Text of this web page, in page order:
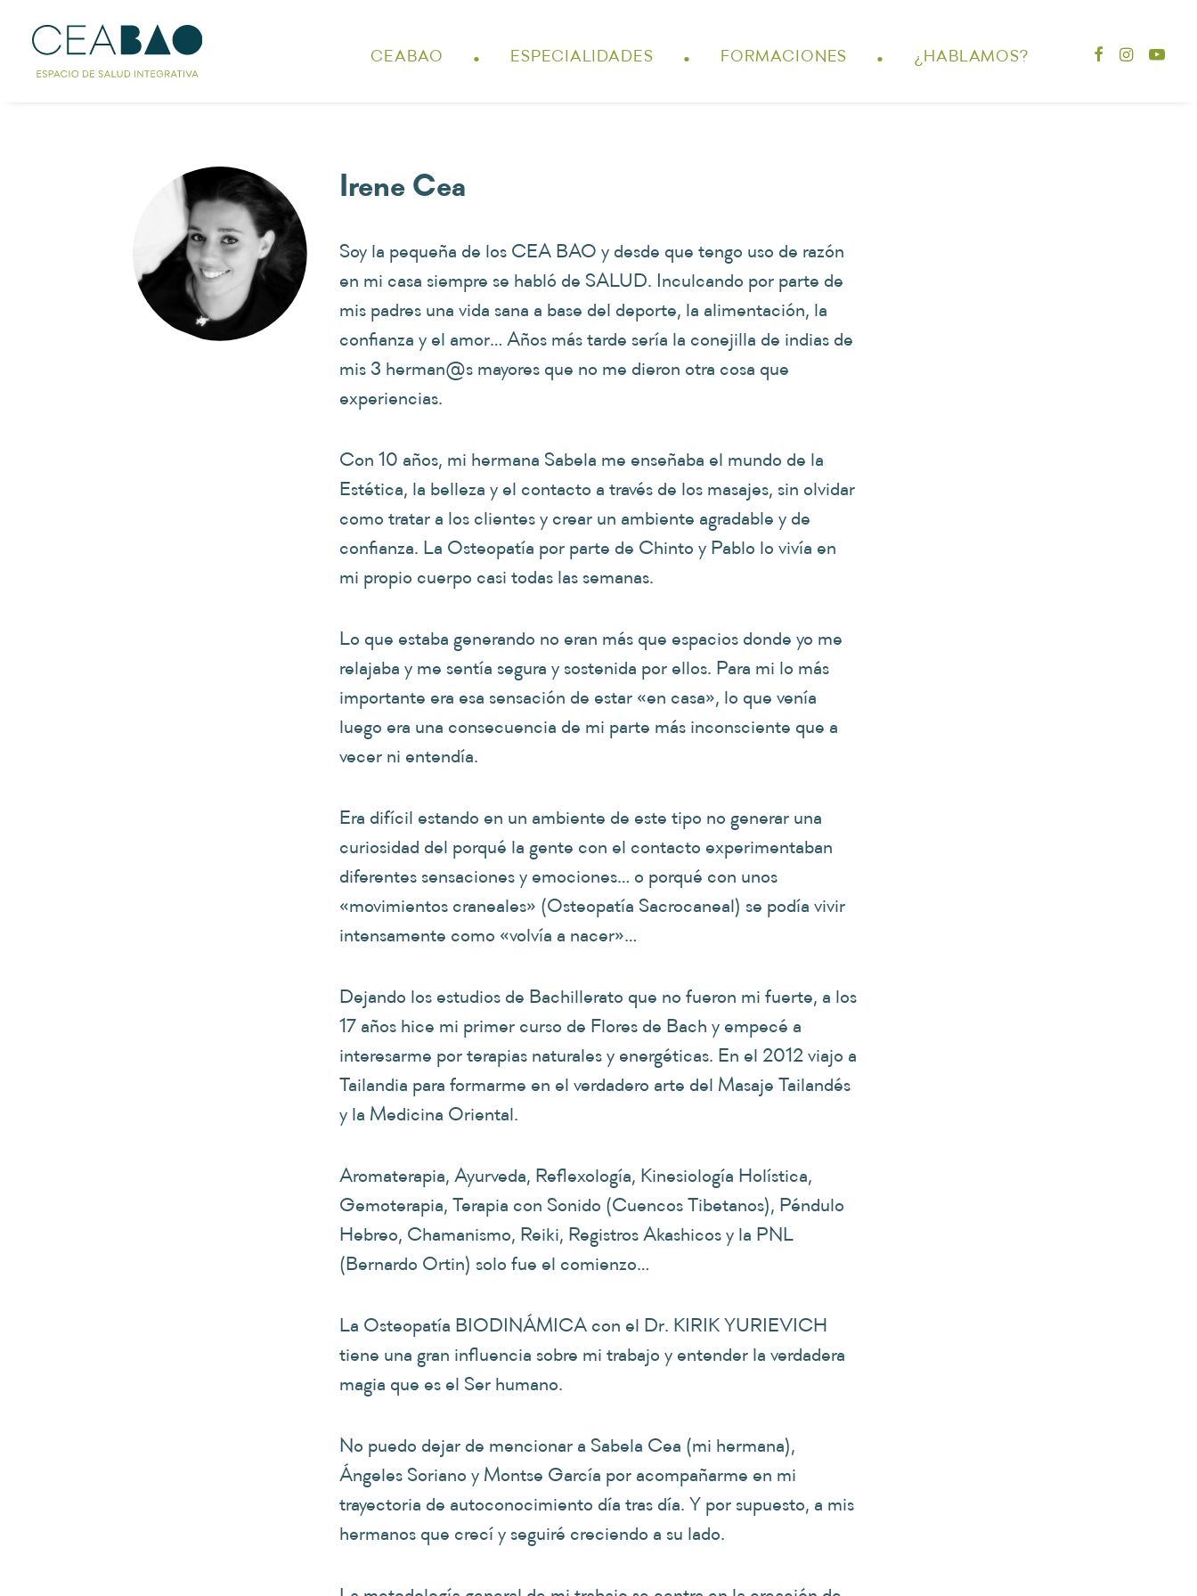
CEABAO . ESPECIALIDADES . FORMACIONES . ¿HABLAMOS?
Irene Cea
Soy la pequeña de los CEA BAO y desde que tengo uso de razón
en mi casa siempre se habló de SALUD. Inculcando por parte de
mis padres una vida sana a base del deporte, la alimentación, la
confianza y el amor… Años más tarde sería la conejilla de indias de
mis 3 herman@s mayores que no me dieron otra cosa que
experiencias.
Con 10 años, mi hermana Sabela me enseñaba el mundo de la
Estética, la belleza y el contacto a través de los masajes, sin olvidar
como tratar a los clientes y crear un ambiente agradable y de
confianza. La Osteopatía por parte de Chinto y Pablo lo vivía en
mi propio cuerpo casi todas las semanas.
Lo que estaba generando no eran más que espacios donde yo me
relajaba y me sentía segura y sostenida por ellos. Para mi lo más
importante era esa sensación de estar «en casa», lo que venía
luego era una consecuencia de mi parte más inconsciente que a
vecer ni entendía.
Era difícil estando en un ambiente de este tipo no generar una
curiosidad del porqué la gente con el contacto experimentaban
diferentes sensaciones y emociones… o porqué con unos
«movimientos craneales» (Osteopatía Sacrocaneal) se podía vivir
intensamente como «volvía a nacer»…
Dejando los estudios de Bachillerato que no fueron mi fuerte, a los
17 años hice mi primer curso de Flores de Bach y empecé a
interesarme por terapias naturales y energéticas. En el 2012 viajo a
Tailandia para formarme en el verdadero arte del Masaje Tailandés
y la Medicina Oriental.
Aromaterapia, Ayurveda, Reflexología, Kinesiología Holística,
Gemoterapia, Terapia con Sonido (Cuencos Tibetanos), Péndulo
Hebreo, Chamanismo, Reiki, Registros Akashicos y la PNL
(Bernardo Ortin) solo fue el comienzo…
La Osteopatía BIODINÁMICA con el Dr. KIRIK YURIEVICH
tiene una gran influencia sobre mi trabajo y entender la verdadera
magia que es el Ser humano.
No puedo dejar de mencionar a Sabela Cea (mi hermana),
Ángeles Soriano y Montse García por acompañarme en mi
trayectoria de autoconocimiento día tras día. Y por supuesto, a mis
hermanos que crecí y seguiré creciendo a su lado.